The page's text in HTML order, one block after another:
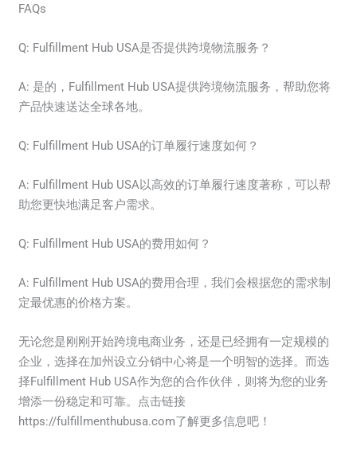
FAQs
Q: Fulfillment Hub USA是否提供跨境物流服务？
A: 是的，Fulfillment Hub USA提供跨境物流服务，帮助您将
产品快速送达全球各地。
Q: Fulfillment Hub USA的订单履行速度如何？
A: Fulfillment Hub USA以高效的订单履行速度著称，可以帮
助您更快地满足客户需求。
Q: Fulfillment Hub USA的费用如何？
A: Fulfillment Hub USA的费用合理，我们会根据您的需求制
定最优惠的价格方案。
无论您是刚刚开始跨境电商业务，还是已经拥有一定规模的
企业，选择在加州设立分销中心将是一个明智的选择。而选
择Fulfillment Hub USA作为您的合作伙伴，则将为您的业务
增添一份稳定和可靠。点击链接
https://fulfillmenthubusa.com了解更多信息吧！